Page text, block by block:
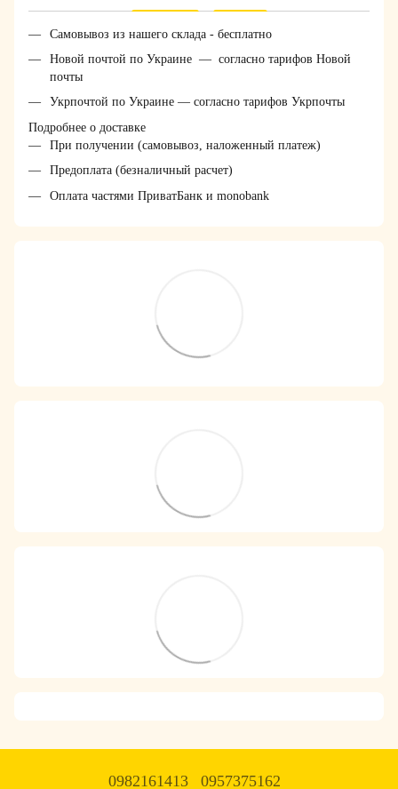
Самовывоз из нашего склада - бесплатно
Новой почтой по Украине — согласно тарифов Новой
почты
Укрпочтой по Украине — согласно тарифов Укрпочты
Подробнее о доставке
При получении (самовывоз, наложенный платеж)
Предоплата (безналичный расчет)
Оплата частями ПриватБанк и monobank
0982161413 0957375162